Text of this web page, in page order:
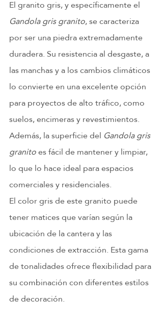
El granito gris, y específicamente el
Gandola gris granito, se caracteriza
por ser una piedra extremadamente
duradera. Su resistencia al desgaste, a
las manchas y a los cambios climáticos
lo convierte en una excelente opción
para proyectos de alto tráfico, como
suelos, encimeras y revestimientos.
Además, la superficie del Gandola gris
granito es fácil de mantener y limpiar,
lo que lo hace ideal para espacios
comerciales y residenciales.
El color gris de este granito puede
tener matices que varían según la
ubicación de la cantera y las
condiciones de extracción. Esta gama
de tonalidades ofrece flexibilidad para
su combinación con diferentes estilos
de decoración.